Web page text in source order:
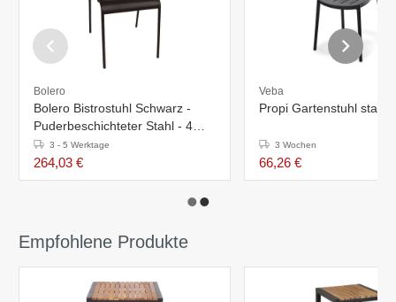
Bolero
Bolero Bistrostuhl Schwarz -
Puderbeschichteter Stahl - 4
Stück3 - 5 Werktage
264,03 €
Veba
Propi Gartenstuhl
3 Wochen
66,26 €
Empfohlene Produkte